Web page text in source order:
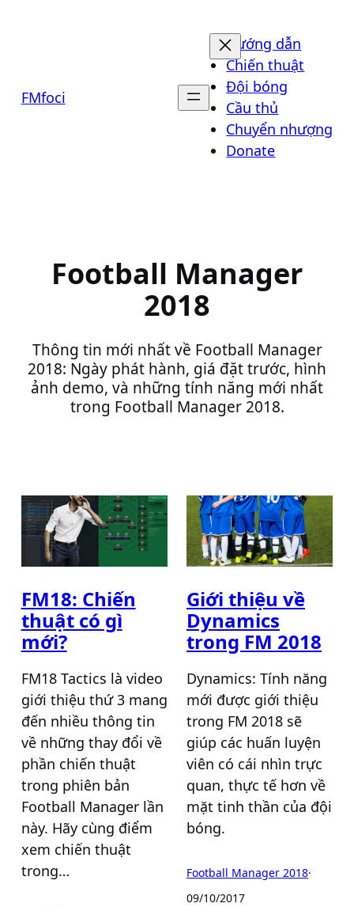
dung
FMfoci
Hướng dẫn
Chiến thuật
Đội bóng
Cầu thủ
Chuyển nhượng
Donate
Football Manager
2018
Thông tin mới nhất về Football Manager
2018: Ngày phát hành, giá đặt trước, hình
ảnh demo, và những tính năng mới nhất
trong Football Manager 2018.
FM18: Chiến
thuật có gì
mới?
FM18 Tactics là video
giới thiệu thứ 3 mang
đến nhiều thông tin
về những thay đổi về
phần chiến thuật
trong phiên bản
Football Manager lần
này. Hãy cùng điểm
xem chiến thuật
trong…
Giới thiệu về
Dynamics
trong FM 2018
Dynamics: Tính năng
mới được giới thiệu
trong FM 2018 sẽ
giúp các huấn luyện
viên có cái nhìn trực
quan, thực tế hơn về
mặt tinh thần của đội
bóng.
Football Manager 2018·
09/10/2017